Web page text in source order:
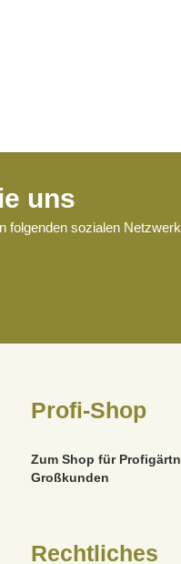
uns
folgenden sozialen
Profi-Shop
Zum Shop für
Großkunden
Rechtliches